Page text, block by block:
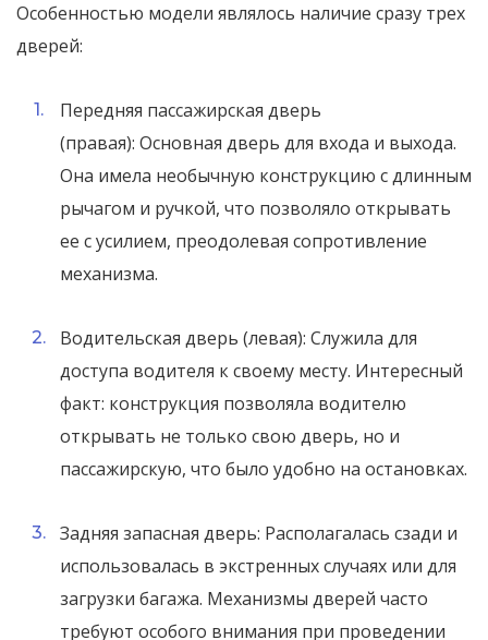
Особенностью модели являлось наличие сразу трех
дверей:
Передняя пассажирская дверь
(правая): Основная дверь для входа и выхода.
Она имела необычную конструкцию с длинным
рычагом и ручкой, что позволяло открывать
ее с усилием, преодолевая сопротивление
механизма.
Водительская дверь (левая): Служила для
доступа водителя к своему месту. Интересный
факт: конструкция позволяла водителю
открывать не только свою дверь, но и
пассажирскую, что было удобно на остановках.
Задняя запасная дверь: Располагалась сзади и
использовалась в экстренных случаях или для
загрузки багажа. Механизмы дверей часто
требуют особого внимания при проведении